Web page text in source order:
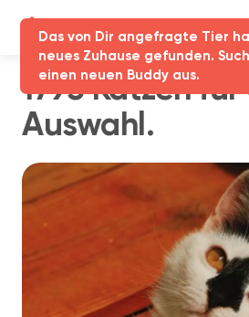
1795 Katzen
Auswahl.
Das von Dir angefragte Tier
neues Zuhause gefunden.
einen neuen Buddy aus.